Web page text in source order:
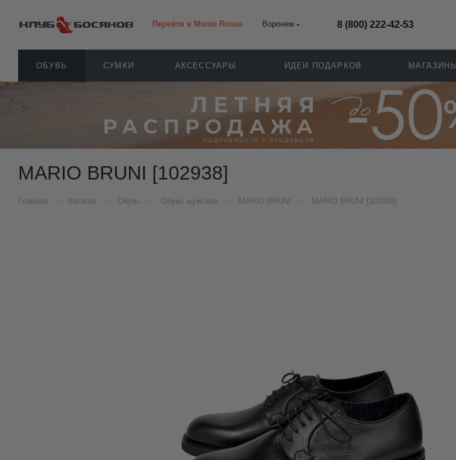
Перейти в Monte Rosso Воронеж 8 (800) 222-42-53
ОБУВЬ СУМКИ АКСЕССУАРЫ ИДЕИ ПОДАРКОВ МАГАЗИНЫ
MARIO BRUNI [102938]
Главная Каталог Обувь Обувь мужская MARIO BRUNI MARIO BRUNI [102938]